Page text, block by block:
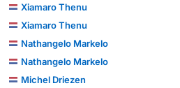
Xiamaro Thenu
Xiamaro Thenu
Nathangelo Markelo
Nathangelo Markelo
Michel Driezen